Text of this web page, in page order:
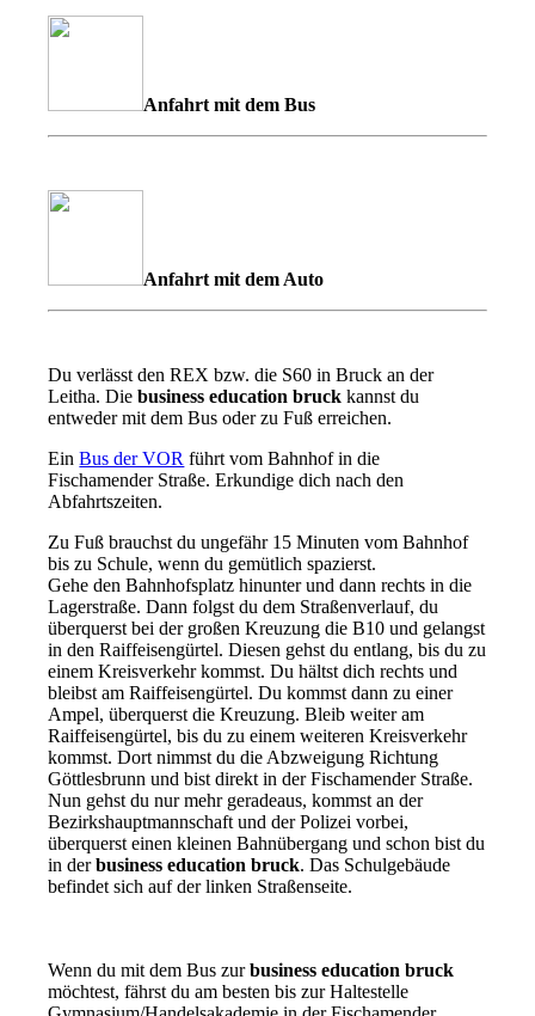
Anfahrt mit dem Bus
Anfahrt mit dem Auto
Du verlässt den REX bzw. die S60 in Bruck an der
Leitha. Diebusiness education bruck kannst du
entweder mit dem Bus oder zu Fuß erreichen.
EinBus der VOR führt vom Bahnhof in die
Fischamender Straße. Erkundige dich nach den
Abfahrtszeiten.
Zu Fuß brauchst du ungefähr 15 Minuten vom Bahnhof
bis zu Schule, wenn du gemütlich spazierst.
Gehe den Bahnhofsplatz hinunter und dann rechts in die
Lagerstraße. Dann folgst du dem Straßenverlauf, du
überquerst bei der großen Kreuzung die B10 und gelangst
in den Raiffeisengürtel. Diesen gehst du entlang, bis du zu
einem Kreisverkehr kommst. Du hältst dich rechts und
bleibst am Raiffeisengürtel. Du kommst dann zu einer
Ampel, überquerst die Kreuzung. Bleib weiter am
Raiffeisengürtel, bis du zu einem weiteren Kreisverkehr
kommst. Dort nimmst du die Abzweigung Richtung
Göttlesbrunn und bist direkt in der Fischamender Straße.
Nun gehst du nur mehr geradeaus, kommst an der
Bezirkshauptmannschaft und der Polizei vorbei,
überquerst einen kleinen Bahnübergang und schon bist du
in derbusiness education bruck. Das Schulgebäude
befindet sich auf der linken Straßenseite.
Wenn du mit dem Bus zurbusiness education bruck
möchtest, fährst du am besten bis zur Haltestelle